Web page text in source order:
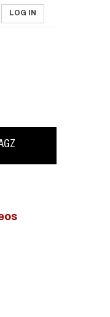
LOG IN